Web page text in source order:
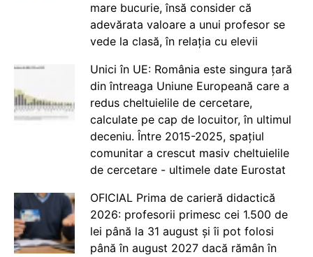
mare bucurie, însă consider că
adevărata valoare a unui profesor se
vede la clasă, în relația cu elevii
Unici în UE: România este singura țară
din întreaga Uniune Europeană care a
redus cheltuielile de cercetare,
calculate pe cap de locuitor, în ultimul
deceniu. Între 2015-2025, spațiul
comunitar a crescut masiv cheltuielile
de cercetare - ultimele date Eurostat
OFICIAL Prima de carieră didactică
2026: profesorii primesc cei 1.500 de
lei până la 31 august și îi pot folosi
până în august 2027 dacă rămân în